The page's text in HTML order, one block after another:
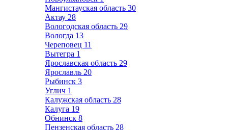
Мангистауская область 30
Актау 28
Вологодская область 29
Вологда 13
Череповец 11
Вытегра 1
Ярославская область 29
Ярославль 20
Рыбинск 3
Углич 1
Калужская область 28
Калуга 19
Обнинск 8
Пензенская область 28